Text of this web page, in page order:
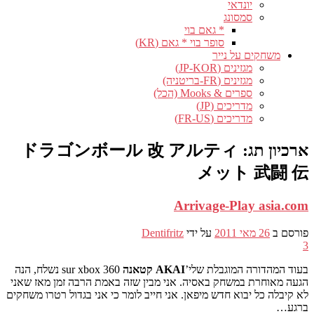
יונדאי
סמסונג
* גאם בוי
סופר בוי * גאם (KR)
משחקים על נייר
מגזינים (JP-KOR)
מגזינים (FR-בריטניה)
ספרים & Mooks (הכל)
מדריכים (JP)
מדריכים (FR-US)
ארכיון תג: ドラゴンボール 改 アルティ
メット 武闘 伝
Arrivage-Play asia.com
פורסם ב 26 מאי 2011 על ידי Dentifritz
3
בעוד המהדורה המוגבלת שלי’AKAI קטאנה
sur xbox 360 נשלח, הנה
הגעה מאוחרת במשחק באסיה. אני מבין שזה באמת הרבה זמן מאז שאני
לא קיבלה כל יבוא חדש מיפאן. אני חייב לומר כי אני בגדול רטרו משחקים
ברגע…